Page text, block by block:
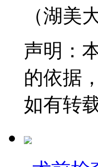
（湖美
声明：
的依据，
如有转